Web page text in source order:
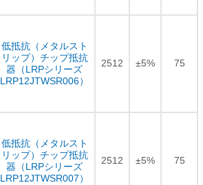
低抵抗（メタルスト
リップ）チップ抵抗
器（LRPシリーズ
LRP12JTWSR006）
2512 ±5% 75
低抵抗（メタルスト
リップ）チップ抵抗
器（LRPシリーズ
LRP12JTWSR007）
2512 ±5% 75